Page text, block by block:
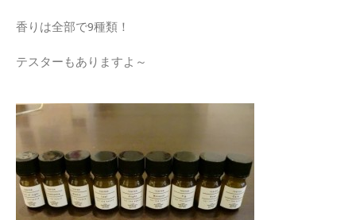
香りは全部で9種類！
テスターもありますよ～